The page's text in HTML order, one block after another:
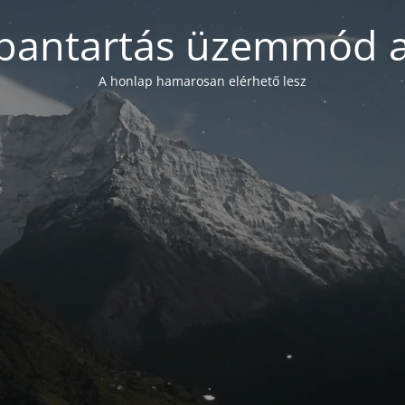
üzemmód
A honlap hamarosan elérhető lesz